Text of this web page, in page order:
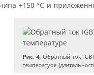
+150 °С и
Рис. 4. Обратный ток
температуре